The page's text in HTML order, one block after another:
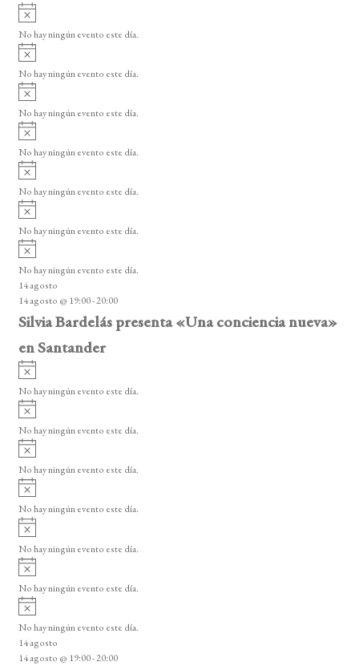
e
E
v
e
n
t
o
s
o
A
v
i
o
No hay ningún evento este día.
A
v
i
o
No hay ningún evento este día.
A
v
i
o
No hay ningún evento este día.
A
v
i
o
No hay ningún evento este día.
A
v
i
o
No hay ningún evento este día.
A
v
i
o
No hay ningún evento este día.
A
v
i
s
o
No hay ningún evento este día.
14 agosto
14 agosto @ 19:00-20:00
Silvia Bardelás presenta «Una conciencia nueva»
en Santander
A
v
i
o
No hay ningún evento este día.
A
v
i
o
No hay ningún evento este día.
A
v
i
o
No hay ningún evento este día.
A
v
i
o
No hay ningún evento este día.
A
v
i
o
No hay ningún evento este día.
A
v
i
o
No hay ningún evento este día.
A
v
i
s
o
No hay ningún evento este día.
14 agosto
14 agosto @ 19:00-20:00